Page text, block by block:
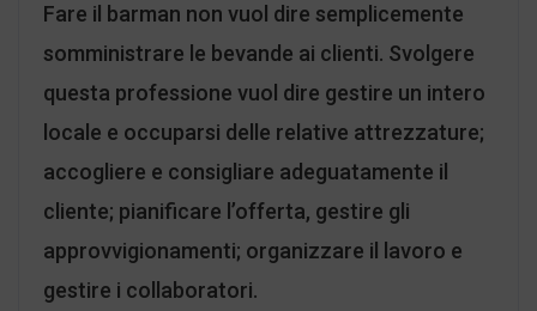
Fare il barman non vuol dire semplicemente
somministrare le bevande ai clienti. Svolgere
questa professione vuol dire gestire un intero
locale e occuparsi delle relative attrezzature;
accogliere e consigliare adeguatamente il
cliente; pianificare l’offerta, gestire gli
approvvigionamenti; organizzare il lavoro e
gestire i collaboratori.